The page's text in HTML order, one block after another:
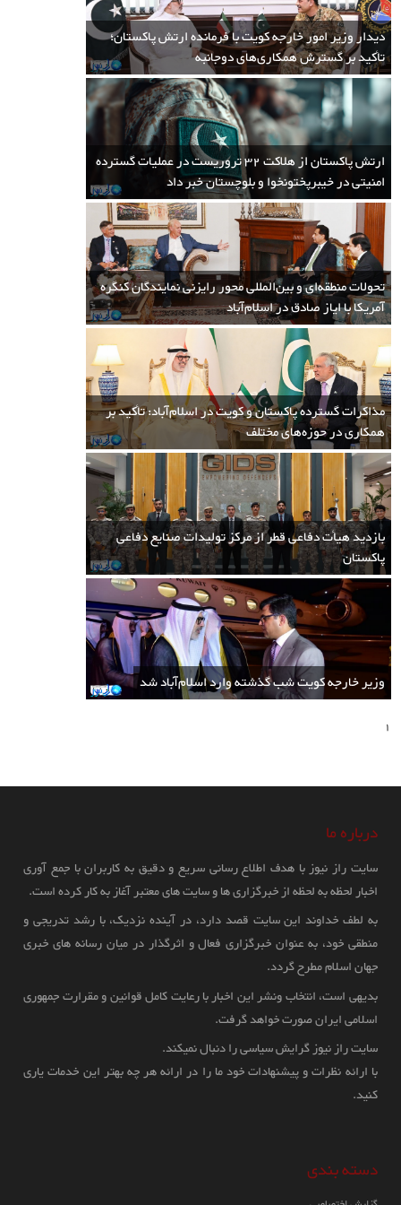
15:30 1400/08/13
علاوه بر حضور تروریست های طالبان، حضور داعش در مناطق قبایلی ایالت خیبر
پختون خوا پاکستان نیز یک حقیقت است. به گفته کارشناسان، خطرناکترین دشمن
طالبان نیز داعش است و هر وقت موقعیت مناسب پیدا کند حتما طالبان را هدف
قرار خواهد داد...
نامزدهای احتمالی سال 2022 میلادی برای
سمت فرماندهی ارتش پاکستان
13:49 1400/08/13
پس از تغییرات اخیر در ارتش پاکستان، مهم ترین اقدام دولت حزب تحریک انصاف
در سال 2022 میلادی تعیین رئیس جدید ارتش پاکستان خواهد بود. ژنرال قمر
جاوید باجوا فرمانده فعلی ارتش پاکستان در نوامبر 2019 میلادی به مدت سه سال
مدت خدمتش به دلیل اوضاع امنیتی تمدید شده بود که پس از آن در 29 نوامبر
2022 (8 آذر 1401) به پایان خواهد رسید....
طالبان دیدار خواهد داشت
15:04 1400/02/08
حامد میر تحلیل گر و روزنامه نگار ارشد پاکستانی در گزارشی اظهار داشت که
پاکستان روند تلاش های جدید برای متقاعد کردن طالبان افغانستان جهت عضویت
مجدد در ماموریت صلح افغانستان را آغاز کرده است که در غیراین صورت طالبان
از سوی پاکستان شاهد اقدامات سختی خواهد بود.
اقدام متعصبانه دولت فدرال اسلام آباد و
دیدار وزیر امور خارجه کویت با فرمانده ارتش پاکستان؛
تأکید بر گسترش همکاری‌های دوجانبه
ارتش پاکستان از هلاکت 32 تروریست در عملیات گسترده
امنیتی در خیبرپختونخوا و بلوچستان خبر داد
تحولات منطقه‌ای و بین‌المللی محور رایزنی نمایندگان کنگره
آمریکا با ایاز صادق در اسلام‌آباد
مذاکرات گسترده پاکستان و کویت در اسلام‌آباد: تأکید بر
همکاری در حوزه‌های مختلف
بازدید هیأت دفاعی قطر از مرکز تولیدات صنایع دفاعی
پاکستان
وزیر خارجه کویت شب گذشته وارد اسلام‌آباد شد
1
درباره ما
سایت راز نیوز با هدف اطلاع رسانی سریع و دقیق به کاربران با جمع آوری
اخبار لحظه به لحظه از خبرگزاری ها و سایت های معتبر آغاز به کار کرده است.
به لطف خداوند این سایت قصد دارد، در آینده نزدیک، با رشد تدریجی و
منطقی خود، به عنوان خبرگزاری فعال و اثرگذار در میان رسانه های خبری
جهان اسلام مطرح گردد.
بدیهی است، انتخاب ونشر این اخبار با رعایت کامل قوانین و مقرارت جمهوری
اسلامی ایران صورت خواهد گرفت.
سایت راز نیوز گرایش سیاسی را دنبال نمیکند.
با ارائه نظرات و پیشنهادات خود ما را در ارائه هر چه بهتر این خدمات یاری
کنید.
دسته بندی